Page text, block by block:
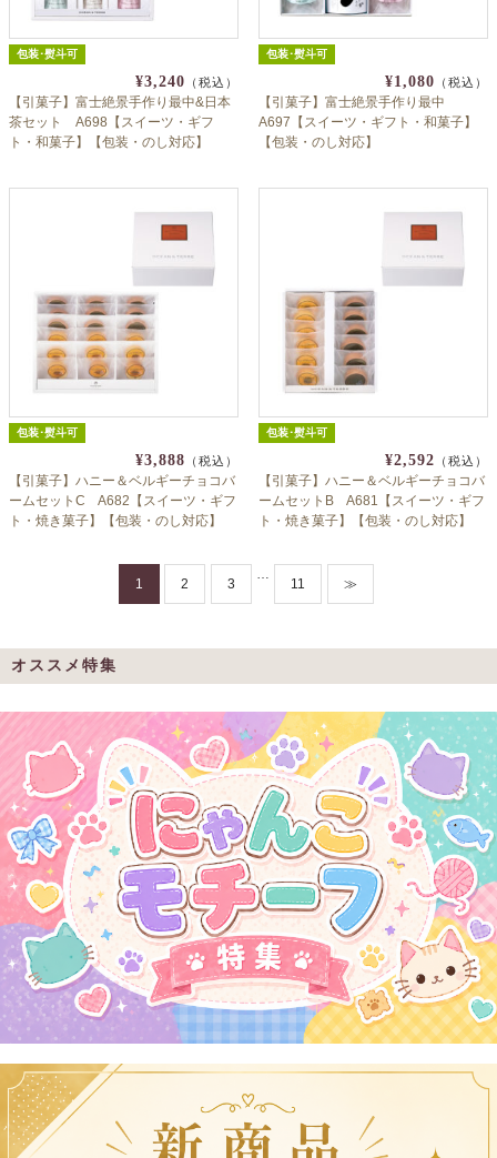
包装･熨斗可
¥3,240 （税込）
【引菓子】富士絶景手作り最中&日本
茶セット A698【スイーツ・ギフ
ト・和菓子】【包装・のし対応】
包装･熨斗可
¥1,080 （税込）
【引菓子】富士絶景手作り最中
A697【スイーツ・ギフト・和菓子】
【包装・のし対応】
包装･熨斗可
¥3,888 （税込）
【引菓子】ハニー＆ベルギーチョコバ
ームセットC A682【スイーツ・ギフ
ト・焼き菓子】【包装・のし対応】
包装･熨斗可
¥2,592 （税込）
【引菓子】ハニー＆ベルギーチョコバ
ームセットB A681【スイーツ・ギフ
ト・焼き菓子】【包装・のし対応】
1 2 3
…
11 ≫
オススメ特集